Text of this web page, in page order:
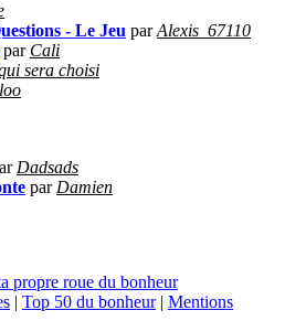
- Le Jeu parAlexis_67110
par Cali
sera choisi
Dadsads
par Damien
propre roue du bonheur
| Top 50 du bonheur| Mentions